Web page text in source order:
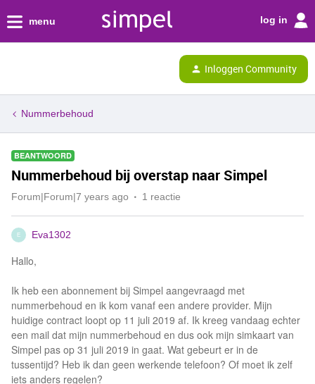
menu log in
Inloggen Community
Nummerbehoud
BEANTWOORD
Nummerbehoud bij overstap naar Simpel
Forum|Forum|7 years ago 1 reactie
E Eva1302
Hallo,
Ik heb een abonnement bij Simpel aangevraagd met
nummerbehoud en ik kom vanaf een andere provider. Mijn
huidige contract loopt op 11 juli 2019 af. Ik kreeg vandaag echter
een mail dat mijn nummerbehoud en dus ook mijn simkaart van
Simpel pas op 31 juli 2019 in gaat. Wat gebeurt er in de
tussentijd? Heb ik dan geen werkende telefoon? Of moet ik zelf
iets anders regelen?